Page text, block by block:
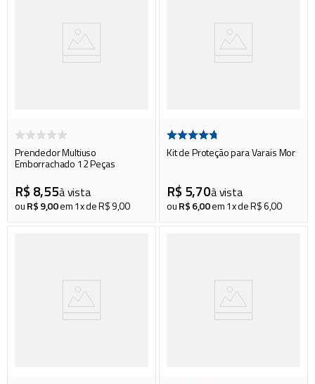
Prendedor Multiuso
Emborrachado 12 Peças
R$ 8,55à vista
ouR$9,00em1x deR$9,00
Kit de Proteção para Varais Mor
R$ 5,70à vista
ouR$6,00em1x deR$6,00